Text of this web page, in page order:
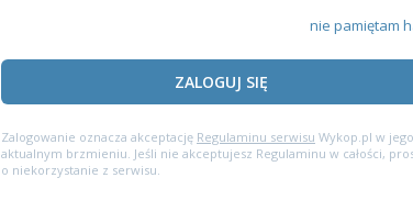
nie pamiętam
ZALOGUJ SIĘ
Zalogowanie oznacza akceptację Regulaminu serwisu Wykop.pl w jego
aktualnym brzmieniu. Jeśli nie akceptujesz Regulaminu w całości,
o niekorzystanie z serwisu.